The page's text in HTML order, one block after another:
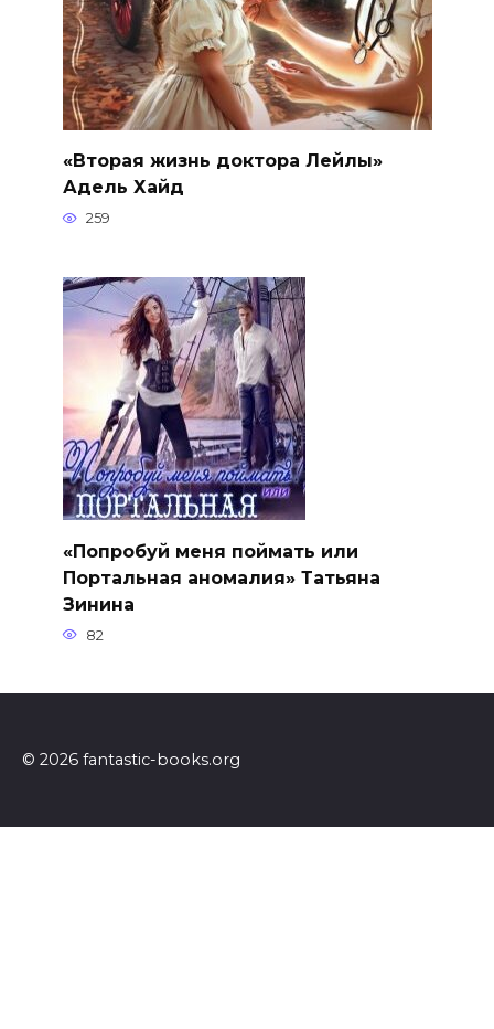
«Вторая жизнь доктора Лейлы»
Адель Хайд
259
«Попробуй меня поймать или
Портальная аномалия» Татьяна
Зинина
82
© 2026 fantastic-books.org